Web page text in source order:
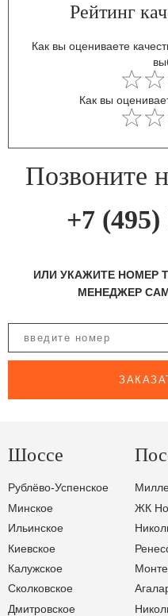
Рейтинг
Как вы оцениваете
Как вы
Позвоните
+7 (495)
ИЛИ УКАЖИТЕ НОМЕР
МЕНЕДЖЕР
Шоссе
Рублёво-Успенское
Минское
Ильинское
Киевское
Калужское
Сколковское
Дмитровское
ЖК